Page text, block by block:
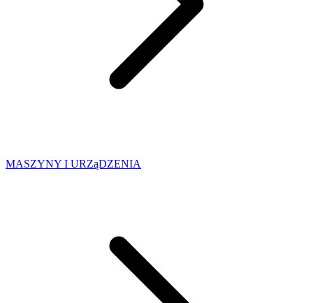
MASZYNY I URZąDZENIA